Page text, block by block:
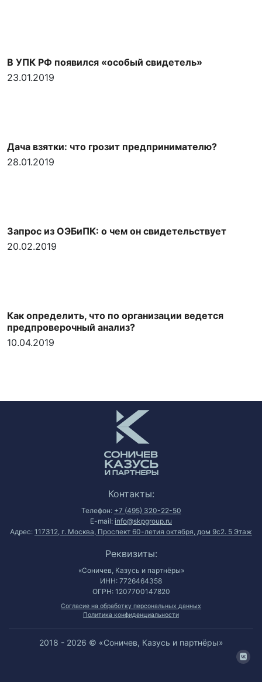
В УПК РФ появился «особый свидетель»
23.01.2019
Дача взятки: что грозит предпринимателю?
28.01.2019
Запрос из ОЭБиПК: о чем он свидетельствует
20.02.2019
Как определить, что по организации ведется
предпроверочный анализ?
10.04.2019
Контакты:
Телефон: +7 (495) 320-22-50
E-mail: info@skpgroup.ru
Адрес: 117312, г. Москва, Проспект 60-летия октября, дом 9с2. 5 Этаж
Реквизиты:
«Соничев, Казусь и партнёры»
ИНН: 7726464358
ОГРН: 1207700147820
Согласие на обработку персональных данных
Политика конфиденциальности
2018 - 2026 © «Соничев, Казусь и партнёры»